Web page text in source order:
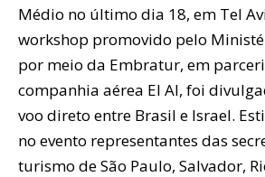
Médio no último dia 18, em Tel
workshop promovido pelo
por meio da Embratur, em
companhia aérea El Al, foi
voo direto entre Brasil e Israel.
no evento representantes das
turismo de São Paulo, Salvador,